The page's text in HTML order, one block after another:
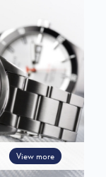
View more